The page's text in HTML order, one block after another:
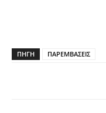
ΠΗΓΗ ΠΑΡΕΜΒΑΣΕΙΣ